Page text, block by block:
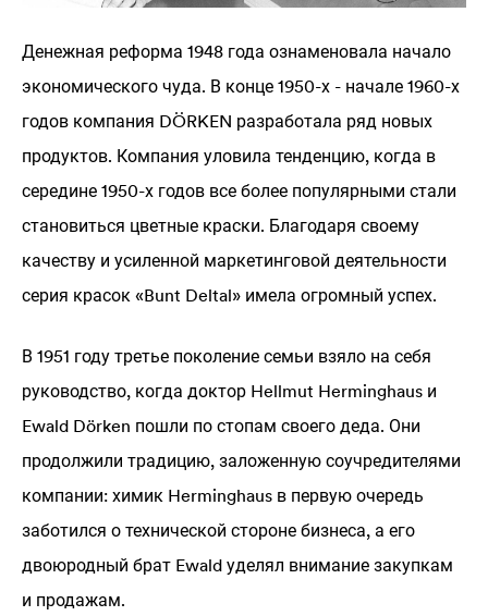
Денежная реформа 1948 года ознаменовала начало
экономического чуда. В конце 1950-х - начале 1960-х
годов компания DÖRKEN разработала ряд новых
продуктов. Компания уловила тенденцию, когда в
середине 1950-х годов все более популярными стали
становиться цветные краски. Благодаря своему
качеству и усиленной маркетинговой деятельности
серия красок «Bunt Deltal» имела огромный успех.
В 1951 году третье поколение семьи взяло на себя
руководство, когда доктор Hellmut Herminghaus и
Ewald Dörken пошли по стопам своего деда. Они
продолжили традицию, заложенную соучредителями
компании: химик Herminghaus в первую очередь
заботился о технической стороне бизнеса, а его
двоюродный брат Ewald уделял внимание закупкам
и продажам.